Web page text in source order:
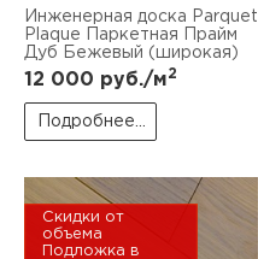
Инженерная доска Parquet
Plaque Паркетная Прайм
Дуб Бежевый (широкая)
12 000 руб./м2
Подробнее...
Скидки от
объема
Подложка в